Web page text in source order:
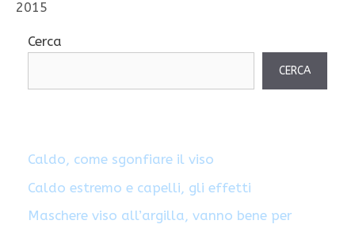
2015
Cerca
CERCA
Caldo, come sgonfiare il viso
Caldo estremo e capelli, gli effetti
Maschere viso all’argilla, vanno bene per